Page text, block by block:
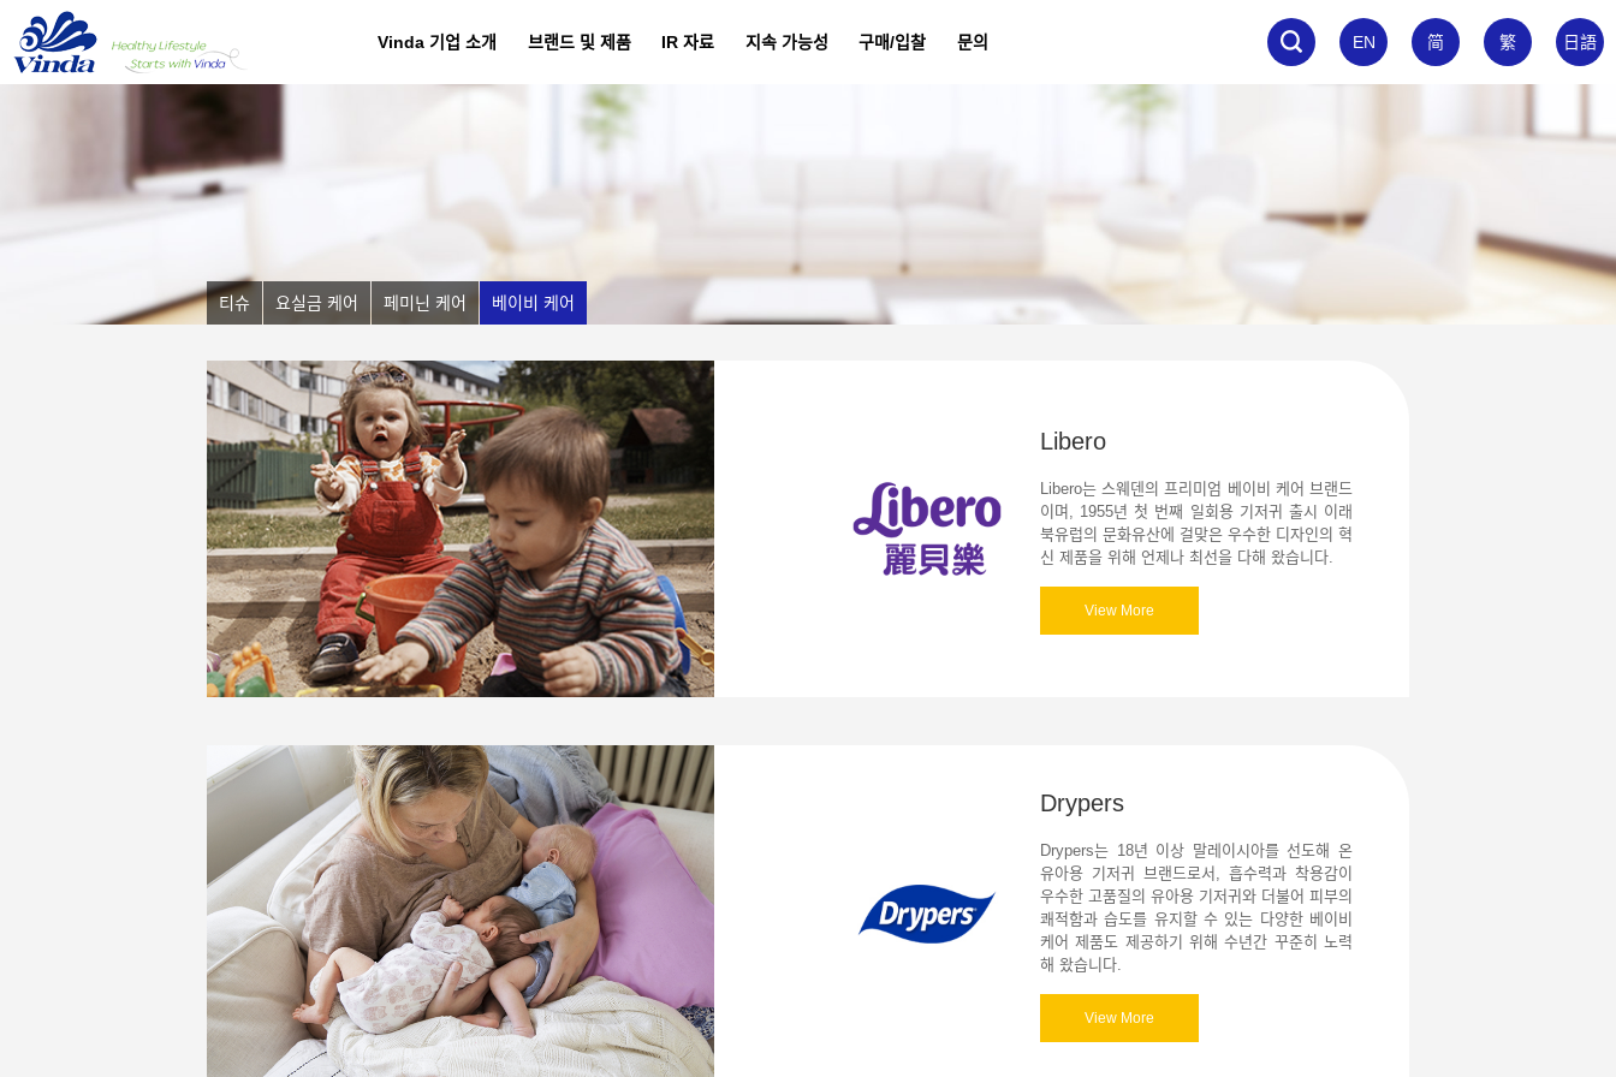
Vinda 기업 소개 브랜드 및 제품 IR 자료 지속 가능성 구매/입찰 문의 EN 简 繁 日語
티슈 요실금 케어 페미닌 케어 베이비 케어
Libero
Libero는 스웨덴의 프리미엄 베이비 케어 브랜드
이며, 1955년 첫 번째 일회용 기저귀 출시 이래
북유럽의 문화유산에 걸맞은 우수한 디자인의 혁
신 제품을 위해 언제나 최선을 다해 왔습니다.
View More
Drypers
Drypers는 18년 이상 말레이시아를 선도해 온
유아용 기저귀 브랜드로서, 흡수력과 착용감이
우수한 고품질의 유아용 기저귀와 더불어 피부의
쾌적함과 습도를 유지할 수 있는 다양한 베이비
케어 제품도 제공하기 위해 수년간 꾸준히 노력
해 왔습니다.
View More